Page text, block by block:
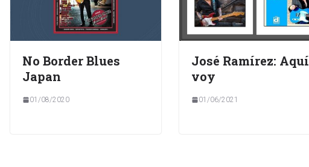
No Border Blues
Japan
01/08/2020
José Ramírez: Aquí
voy
01/06/2021